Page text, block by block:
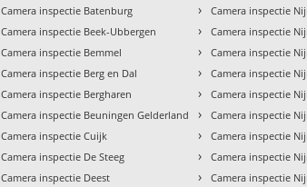
Camera inspectie Batenburg
Camera inspectie Beek-Ubbergen
Camera inspectie Bemmel
Camera inspectie Berg en Dal
Camera inspectie Bergharen
Camera inspectie Beuningen Gelderland
Camera inspectie Cuijk
Camera inspectie De Steeg
Camera inspectie Deest
› Camera inspectie
› Camera inspectie
› Camera inspectie
› Camera inspectie
› Camera inspectie
› Camera inspectie
› Camera inspectie
› Camera inspectie
› Camera inspectie